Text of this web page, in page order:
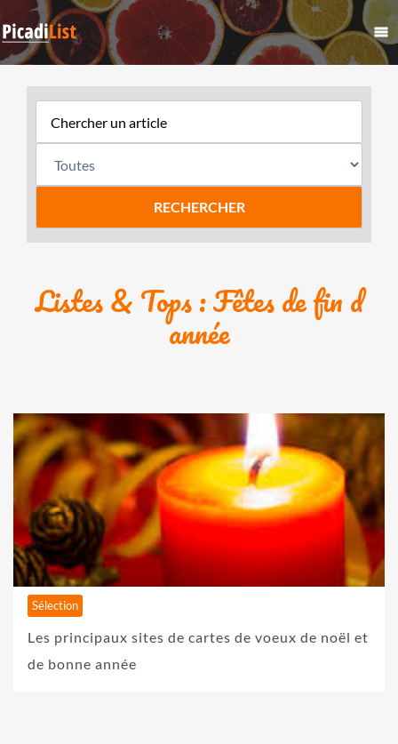
Listes & Tops : Fêtes de fin d
année
Sélection
Les principaux sites de cartes de voeux de noël et
de bonne année